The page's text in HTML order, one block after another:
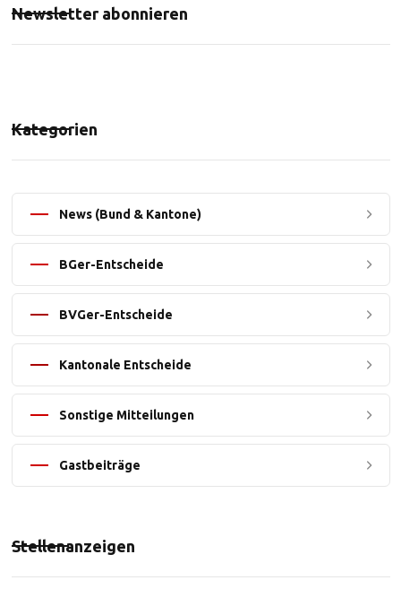
Newsletter abonnieren
Kategorien
News (Bund & Kantone)
BGer-Entscheide
BVGer-Entscheide
Kantonale Entscheide
Sonstige Mitteilungen
Gastbeiträge
Stellenanzeigen